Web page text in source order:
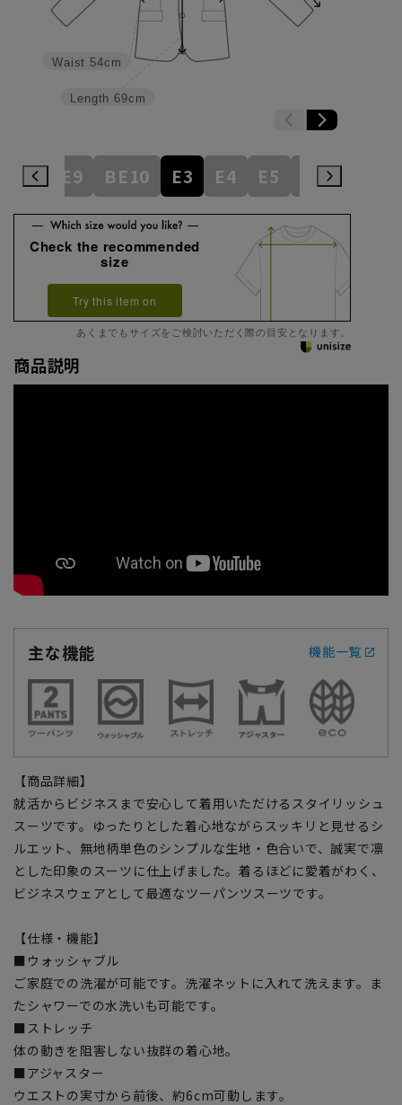
Length 69cm
Waist 54cm
BE9 BE10 E3 E4 E5 E6
Check the recommended
size
Try this item on
あくまでもサイズをご検討いただく際の目安となります。
商品説明
主な機能 機能一覧
【商品詳細】
就活からビジネスまで安心して着用いただけるスタイリッシュ
スーツです。ゆったりとした着心地ながらスッキリと見せるシ
ルエット、無地柄単色のシンプルな生地・色合いで、誠実で凛
とした印象のスーツに仕上げました。着るほどに愛着がわく、
ビジネスウェアとして最適なツーパンツスーツです。
【仕様・機能】
■ウォッシャブル
ご家庭での洗濯が可能です。洗濯ネットに入れて洗えます。ま
たシャワーでの水洗いも可能です。
■ストレッチ
体の動きを阻害しない抜群の着心地。
■アジャスター
ウエストの実寸から前後、約6cm可動します。